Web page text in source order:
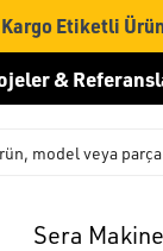
Etiketli
&
Sera